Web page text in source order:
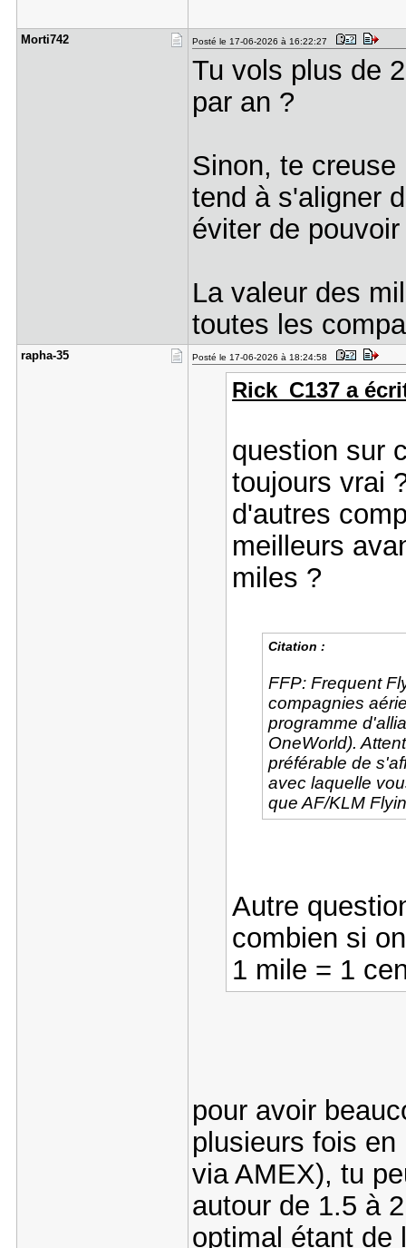
Morti742 Posté le 17-06-2026 à 16:22:27
Tu vols plus de
par an ?
Sinon, te
tend à s'aligner
éviter de
La valeur des
toutes les
rapha-35 Posté le 17-06-2026 à 18:24:58
Rick_C137 a
question sur
toujours vrai
d'autres
meilleurs
miles ?
Citation :
FFP: Frequent
compagnies
programme
OneWorld).
préférable de
avec laquelle
que AF/KLM
Autre
combien si
1 mile = 1
pour avoir
plusieurs fois
via AMEX), tu
autour de 1.5 à
optimal étant de